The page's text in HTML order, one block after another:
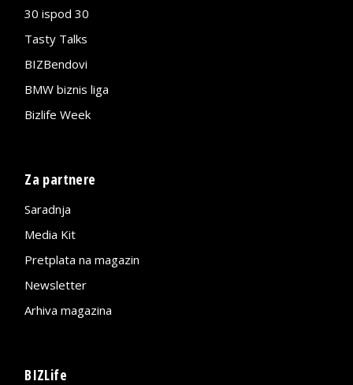
30 ispod 30
Tasty Talks
BIZBendovi
BMW biznis liga
Bizlife Week
Za partnere
Saradnja
Media Kit
Pretplata na magazin
Newsletter
Arhiva magazina
BIZLife